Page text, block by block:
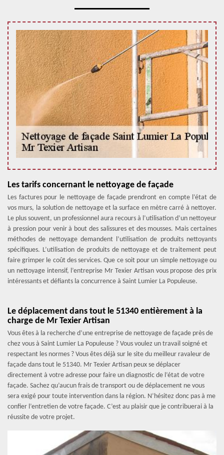
Les tarifs concernant le nettoyage de façade
Les factures pour le nettoyage de façade prendront en compte l’état de
vos murs, la solution de nettoyage et la surface en mètre carré à nettoyer.
Le plus souvent, un professionnel aura recours à l’utilisation d’un nettoyeur
à pression pour venir à bout des salissures et des mousses. Mais certaines
méthodes de nettoyage demandent l’utilisation de produits nettoyants
spécifiques. L’utilisation de produits de nettoyage et de traitement peut
faire grimper le coût des services. Que ce soit pour un simple nettoyage ou
un nettoyage intensif, l’entreprise Mr Texier Artisan vous propose des prix
intéressants et défiants la concurrence à Saint Lumier La Populeuse.
Le déplacement dans tout le 51340 entièrement à la
charge de Mr Texier Artisan
Vous êtes à la recherche d’une entreprise de nettoyage de façade près de
chez vous à Saint Lumier La Populeuse ? Vous voulez un travail soigné et
respectant les normes ? Vous êtes déjà sur le site du meilleur ravaleur de
façade dans tout le 51340. Mr Texier Artisan peux se déplacer
directement à votre adresse pour faire un diagnostic de l’état de votre
façade. Sachez qu’aucun frais de transport ou de déplacement ne vous
sera exigé pour toute intervention dans la région. N’hésitez donc pas à me
confier l’entretien de votre façade. C’est au plaisir que je contribuerai à la
réussite de votre projet.